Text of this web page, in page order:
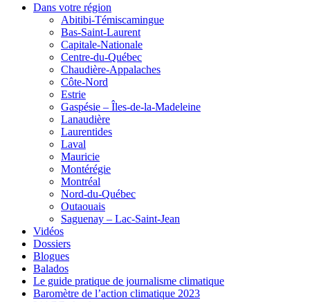
Dans votre région
Abitibi-Témiscamingue
Bas-Saint-Laurent
Capitale-Nationale
Centre-du-Québec
Chaudière-Appalaches
Côte-Nord
Estrie
Gaspésie – Îles-de-la-Madeleine
Lanaudière
Laurentides
Laval
Mauricie
Montérégie
Montréal
Nord-du-Québec
Outaouais
Saguenay – Lac-Saint-Jean
Vidéos
Dossiers
Blogues
Balados
Le guide pratique de journalisme climatique
Baromètre de l’action climatique 2023